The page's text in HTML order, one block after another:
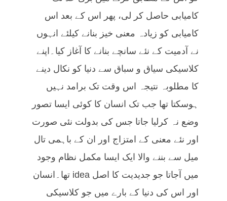
کامیابی حاصل کر لی، پھر اس کے بعد اس
کامیابی کو زیادہ معنی خیز بنانے کیلئے انہوں
نے آدمیت کے نئے سانچے بنانے کا آغاز کیا۔اپنے
کلاسیکی سیاق و سباق سے دنیا کو نکال دینے
کا مطلوبہ نتیجہ اس وقت تک برامد نہیں
ہوسکتا تھا جب تک انسان کا کوئی ایسا تصور
وضع نہ کرلیا جاتا جس کی بدولت نئی صورت
اور نئے معنی کے امتزاج اور ان کے باہمی تال
میل سے بننے والا ایک ایسا مکمل نظام وجود
میں آجاتا جو جدیدیت کا اصل idea تھا۔انسان
اور اس کی دنیا کے بارے میں جو کلاسیکی